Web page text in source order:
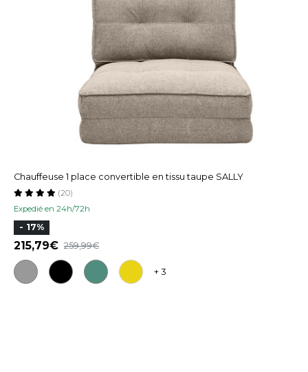
Chauffeuse 1 place convertible en tissu taupe SALLY
Expedié en 24h/72h
(20)
- 17%
215,79 259,99
+ 3